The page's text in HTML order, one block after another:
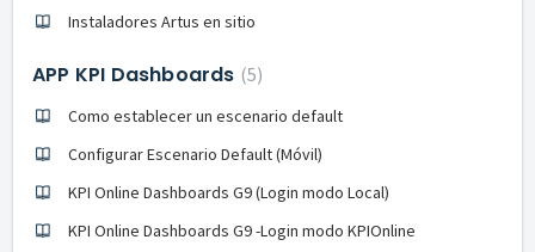
Instaladores Artus en sitio
APP KPI Dashboards 5
Como establecer un escenario default
Configurar Escenario Default (Móvil)
KPI Online Dashboards G9 (Login modo Local)
KPI Online Dashboards G9 -Login modo KPIOnline